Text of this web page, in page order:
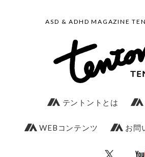
ASD & ADHD MAGAZINE
テントントとは
WEBコンテンツ お問